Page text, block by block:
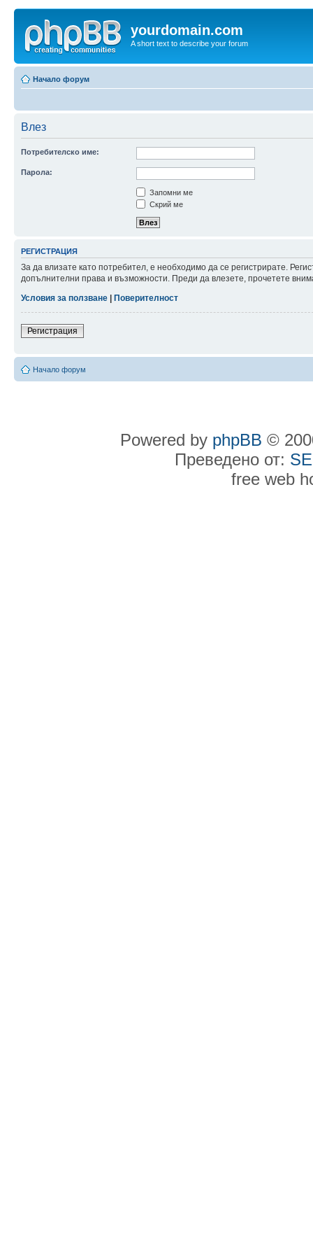
yourdomain.com
A short text to describe your forum
Начало форум
Влез
Потребителско име:
Парола:
Запомни ме
Скрий ме
РЕГИСТРАЦИЯ
За да влизате като потребител, е необходимо да се регистрирате.
допълнителни права и възможности. Преди да влезете, прочетете
Условия за ползване
Поверителност
Регистрация
Начало форум
Powered by phpBB ©
Преведено от:
free web